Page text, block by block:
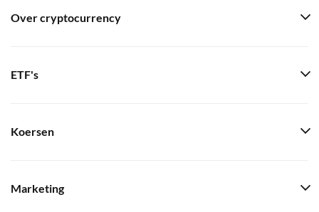
Over cryptocurrency
ETF's
Koersen
Marketing